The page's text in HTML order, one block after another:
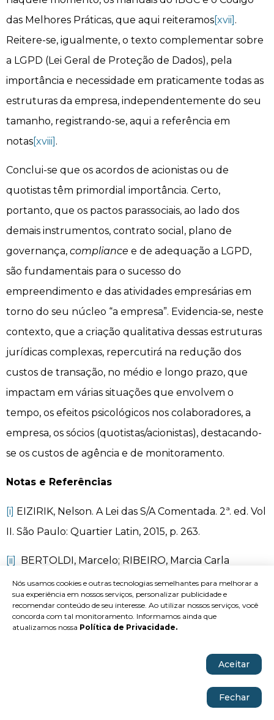
das Melhores Práticas, que aqui reiteramos[xvii] .
Reitere-se, igualmente, o texto complementar sobre
a LGPD (Lei Geral de Proteção de Dados), pela
importância e necessidade em praticamente todas as
estruturas da empresa, independentemente do seu
tamanho, registrando-se, aqui a referência em
notas[xviii] .
Conclui-se que os acordos de acionistas ou de
quotistas têm primordial importância. Certo,
portanto, que os pactos parassociais, ao lado dos
demais instrumentos, contrato social, plano de
governança, compliance e de adequação a LGPD,
são fundamentais para o sucesso do
empreendimento e das atividades empresárias em
torno do seu núcleo “a empresa”. Evidencia-se, neste
contexto, que a criação qualitativa dessas estruturas
jurídicas complexas, repercutirá na redução dos
custos de transação, no médio e longo prazo, que
impactam em várias situações que envolvem o
tempo, os efeitos psicológicos nos colaboradores, a
empresa, os sócios (quotistas/acionistas), destacando-
se os custos de agência e de monitoramento.
Notas e Referências
[i] EIZIRIK, Nelson. A Lei das S/A Comentada. 2ª. ed. Vol
II. São Paulo: Quartier Latin, 2015, p. 263.
[ii]
BERTOLDI, Marcelo; RIBEIRO, Marcia Carla
Pereira. Curso avançado de direito comercial. 9ª. ed.
ver. atual. e ampl. São Paulo: Revista dos Tribunais,
2015, p. 163.
geral e aplicação. 2ª ed. São Paulo: Revista dos
Nós usamos cookies e outras tecnologias semelhantes para melhorar a
sua experiência em nossos serviços, personalizar publicidade e
recomendar conteúdo de seu interesse. Ao utilizar nossos serviços, você
concorda com tal monitoramento. Informamos ainda que
atualizamos nossa Política de Privacidade.
Aceitar
Fechar